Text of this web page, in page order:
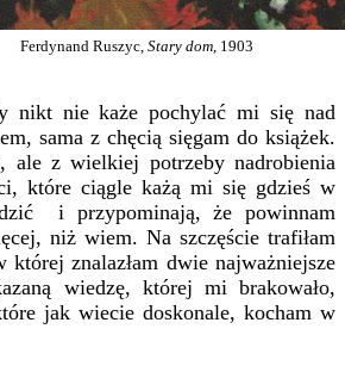
Ferdynand Ruszyc, Stary dom , 1903
nikt nie każe pochylać mi się nad
sama z chęcią sięgam do książek.
ale z wielkiej potrzeby nadrobienia
które ciągle każą mi się gdzieś w
i przypominają, że powinnam
niż wiem. Na szczęście trafiłam
której znalazłam dwie najważniejsze
wiedzę, której mi brakowało,
jak wiecie doskonale, kocham w